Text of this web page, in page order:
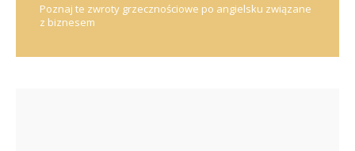
Poznaj te zwroty grzecznościowe po angielsku związane
z biznesem